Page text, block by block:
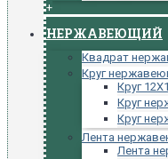
+
НЕРЖАВЕЮЩИЙ
Квадрат
Круг
Круг
Круг
Круг
Лента
Лента